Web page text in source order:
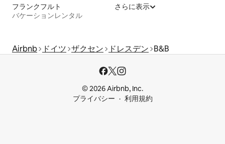
フランクフルト
バケーションレンタル
さらに表示
Airbnb ドイツ ザクセン ドレスデン B&B
© 2026 Airbnb, Inc.
プライバシー
利用規約